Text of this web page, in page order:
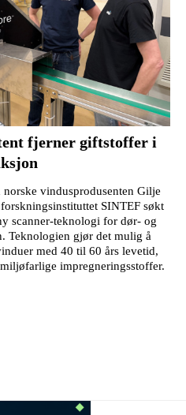
fjerner giftstoffer i
norske vindusprodusenten Gilje
SINTEF søkt
scanner-teknologi for dør- og
Teknologien gjør det mulig å
med 40 til 60 års levetid,
impregneringsstoffer.